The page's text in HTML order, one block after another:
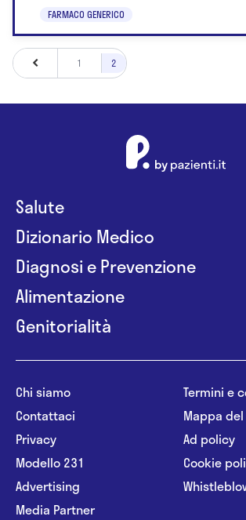
FARMACO GENERICO
1 2
Salute
Dizionario Medico
Diagnosi e Prevenzione
Alimentazione
Genitorialità
Chi siamo
Contattaci
Privacy
Modello 231
Advertising
Media Partner
Termini e
Mappa
Ad policy
Cookie